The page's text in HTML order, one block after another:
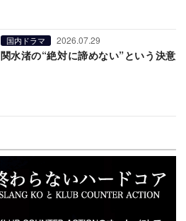
国内ドラマ 2026.07.29
関水渚の“絶対に諦めない”という決意